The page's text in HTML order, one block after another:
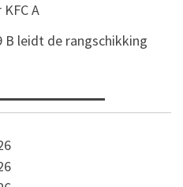
A
B leidt de rangschikking